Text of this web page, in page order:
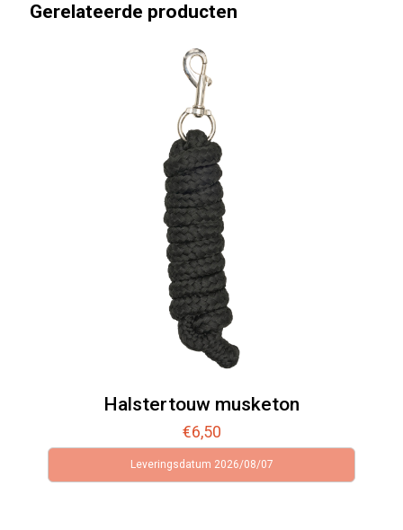
Gerelateerde producten
Halstertouw musketon
€6,50
Leveringsdatum 2026/08/07